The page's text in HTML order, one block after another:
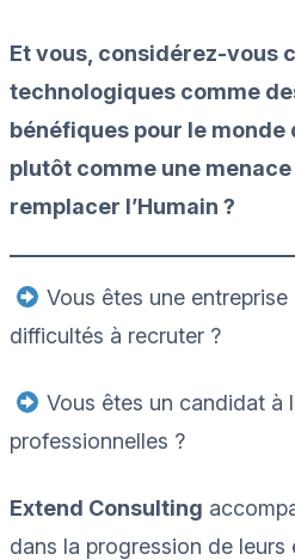
Et vous, considérez-vous
technologiques comme
bénéfiques pour le
plutôt comme une
remplacer l’Humain ?
Vous êtes une
difficultés à recruter ?
Vous êtes un candidat à
professionnelles ?
Extend Consulting
dans la progression de leurs